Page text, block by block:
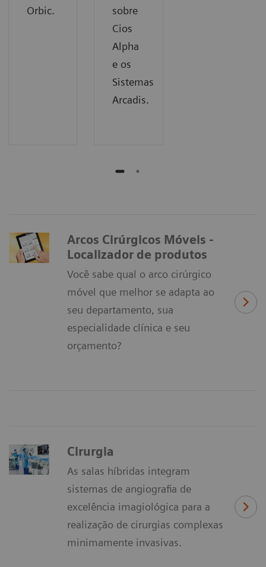
Orbic.
sobre
Cios
Alpha
e os
Sistemas
Arcadis.
Arcos Cirúrgicos Móveis -
Localizador de produtos
Você sabe qual o arco cirúrgico
móvel que melhor se adapta ao
seu departamento, sua
especialidade clínica e seu
orçamento?
Cirurgia
As salas híbridas integram
sistemas de angiografia de
excelência imagiológica para a
realização de cirurgias complexas
minimamente invasivas.